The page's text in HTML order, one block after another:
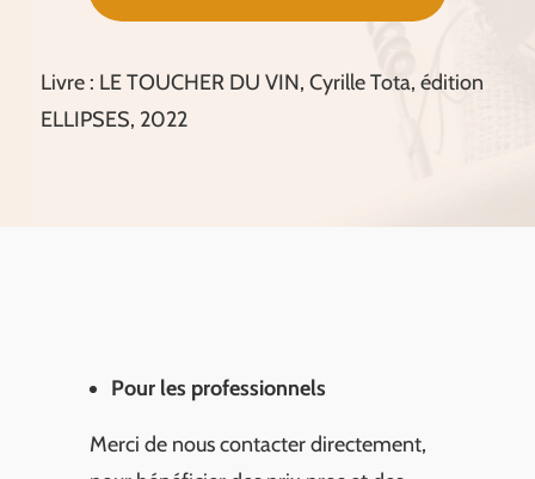
Livre : LE TOUCHER DU VIN, Cyrille Tota, édition
ELLIPSES, 2022
Pour les professionnels
Merci de nous contacter directement,